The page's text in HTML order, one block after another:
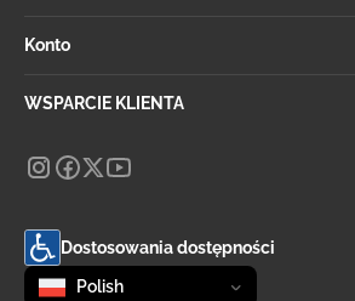
Konto
WSPARCIE KLIENTA
Dostosowania dostępności
Zmień język
selected
Polish